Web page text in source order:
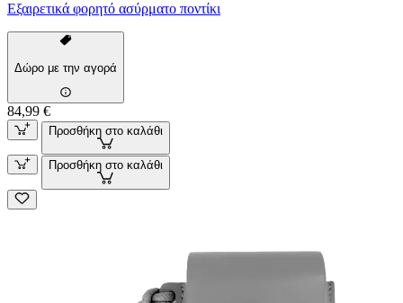
Εξαιρετικά φορητό ασύρματο ποντίκι
Δώρο με την αγορά
84,99 €
Προσθήκη στο καλάθι
Προσθήκη στο καλάθι